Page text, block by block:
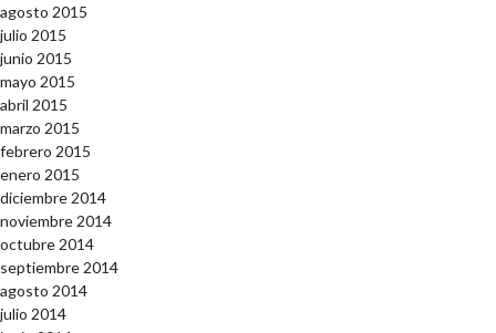
agosto 2015
julio 2015
junio 2015
mayo 2015
abril 2015
marzo 2015
febrero 2015
enero 2015
diciembre 2014
noviembre 2014
octubre 2014
septiembre 2014
agosto 2014
julio 2014